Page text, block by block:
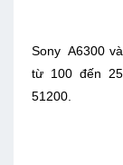
Sony A6300
từ 100 đến
51200.